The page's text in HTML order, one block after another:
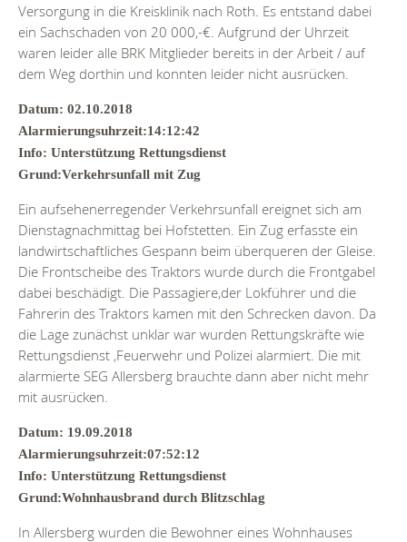
Versorgung in die Kreisklinik nach Roth. Es entstand dabei
ein Sachschaden von 20 000,-€. Aufgrund der Uhrzeit
waren leider alle BRK Mitglieder bereits in der Arbeit / auf
dem Weg dorthin und konnten leider nicht ausrücken.
Datum: 02.10.2018
Alarmierungsuhrzeit:14:12:42
Info: Unterstützung Rettungsdienst
Grund:Verkehrsunfall mit Zug
Ein aufsehenerregender Verkehrsunfall ereignet sich am
Dienstagnachmittag bei Hofstetten. Ein Zug erfasste ein
landwirtschaftliches Gespann beim überqueren der Gleise.
Die Frontscheibe des Traktors wurde durch die Frontgabel
dabei beschädigt. Die Passagiere,der Lokführer und die
Fahrerin des Traktors kamen mit den Schrecken davon. Da
die Lage zunächst unklar war wurden Rettungskräfte wie
Rettungsdienst ,Feuerwehr und Polizei alarmiert. Die mit
alarmierte SEG Allersberg brauchte dann aber nicht mehr
mit ausrücken.
Datum: 19.09.2018
Alarmierungsuhrzeit:07:52:12
Info: Unterstützung Rettungsdienst
Grund:Wohnhausbrand durch Blitzschlag
In Allersberg wurden die Bewohner eines Wohnhauses